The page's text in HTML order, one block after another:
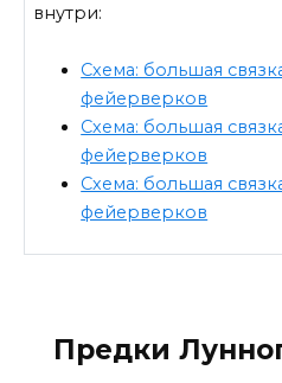
внутри:
Схема: большая
фейерверков
Схема: большая
фейерверков
Схема: большая
фейерверков
Предки